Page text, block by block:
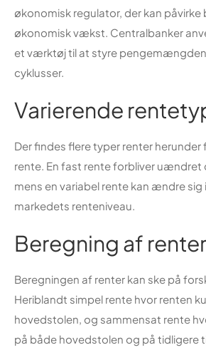
økonomisk regulator, der kan
økonomisk vækst. Centralbanker
et værktøj til at styre
cyklusser.
Varierende
Der findes flere typer renter herunder
rente. En fast rente forbliver uændret
mens en variabel rente kan ændre sig
markedets renteniveau.
Beregning af renter
Beregningen af renter kan ske på
Heriblandt simpel rente hvor renten
hovedstolen, og sammensat rente
på både hovedstolen og på tidligere